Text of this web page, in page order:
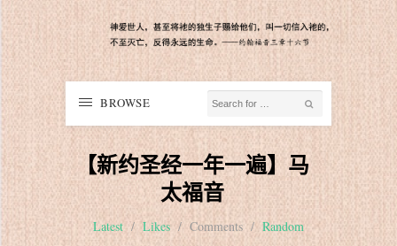
BROWSE
【新约圣经一年一遍】马
太福音
Latest / Likes / Comments / Random